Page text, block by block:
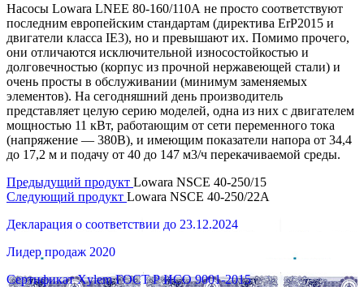
Насосы Lowara LNEE 80-160/110A не просто соответствуют
последним европейским стандартам (директива ErP2015 и
двигатели класса IE3), но и превышают их. Помимо прочего,
они отличаются исключительной износостойкостью и
долговечностью (корпус из прочной нержавеющей стали) и
очень просты в обслуживании (минимум заменяемых
элементов). На сегодняшний день производитель
представляет целую серию моделей, одна из них с двигателем
мощностью 11 кВт, работающим от сети переменного тока
(напряжение — 380В), и имеющим показатели напора от 34,4
до 17,2 м и подачу от 40 до 147 м3/ч перекачиваемой среды.
Предыдущий продукт Lowara NSCE 40-250/15
Следующий продукт Lowara NSCE 40-250/22A
Декларация о соответствии до 23.12.2024
Лидер продаж 2020
Сертификат Xylem ГОСТ Р ИСО 9001-2015